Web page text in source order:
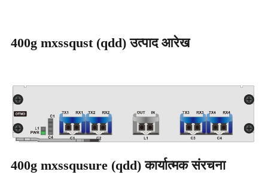
400g mxssqust (qdd) उत्पाद आरेख
400g mxssqusure (qdd) कार्यात्मक संरचना